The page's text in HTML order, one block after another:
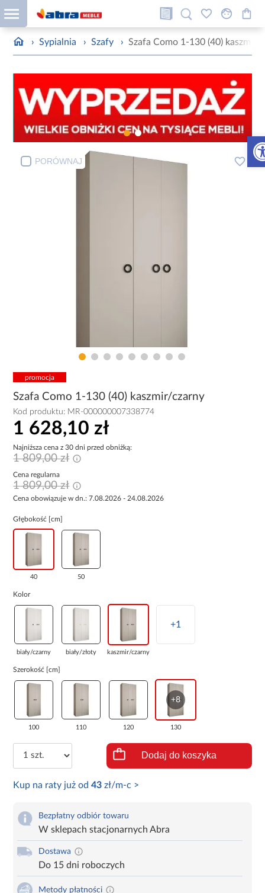
› Sypialnia › Szafy › Szafa Como 1-130 (40) kaszmir/
PORÓWNAJ
promocja
Szafa Como 1-130 (40) kaszmir/czarny
Kod produktu: MR-000000007338774
1 628,10 zł
Najniższa cena z 30 dni przed obniżką:
1 809,00 zł
Cena regularna
1 809,00 zł
Cena obowiązuje w dn.: 7.08.2026 - 24.08.2026
Głębokość [cm]
40 50
Kolor
biały/czarny biały/złoty kaszmir/czarny
+1
Szerokość [cm]
100 110 120
+8
130
Dodaj do koszyka
Kup na raty już od43 zł/m-c >
Bezpłatny odbiór towaru
W sklepach stacjonarnych Abra
Dostawa
Do 15 dni roboczych
Metody płatności